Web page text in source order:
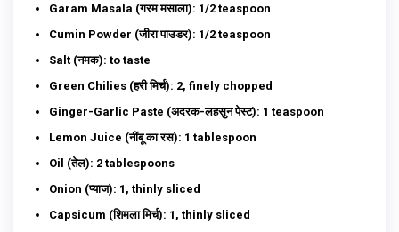
Garam Masala (गरम मसाला): 1/2 teaspoon
Cumin Powder (जीरा पाउडर): 1/2 teaspoon
Salt (नमक): to taste
Green Chilies (हरी मिर्च): 2, finely chopped
Ginger-Garlic Paste (अदरक-लहसुन पेस्ट): 1 teaspoon
Lemon Juice (नींबू का रस): 1 tablespoon
Oil (तेल): 2 tablespoons
Onion (प्याज): 1, thinly sliced
Capsicum (शिमला मिर्च): 1, thinly sliced